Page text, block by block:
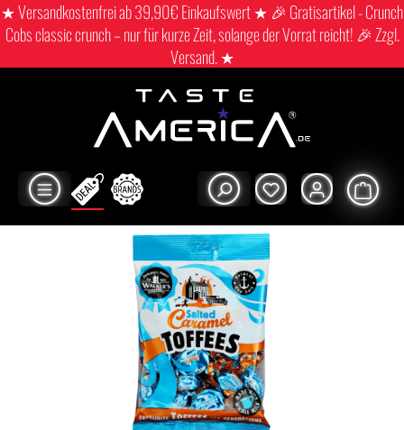
★ Versandkostenfrei ab 39,90€ Einkaufswert ★ 🎉 Gratisartikel - Crunch
Cobs classic crunch – nur für kurze Zeit, solange der Vorrat reicht! 🎉 Zzgl.
Versand. ★